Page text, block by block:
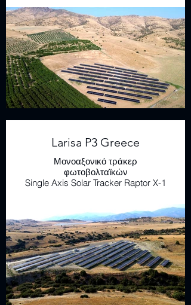
Larisa P3 Greece
Μονοαξονικό τράκερ
φωτοβολταϊκών
Single Axis Solar Tracker Raptor X-1